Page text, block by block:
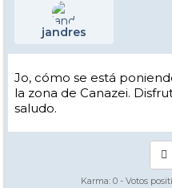
jandres
Jo, cómo se está
la zona de Canazei.
saludo.
Karma: 0 - Votos